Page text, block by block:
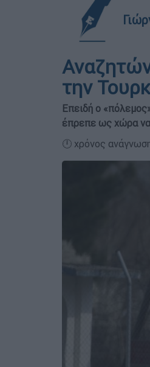
την
Επειδή ο
έπρεπε ως χώρα να
🕛 χρόνος